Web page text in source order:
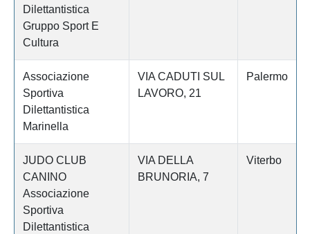
Dilettantistica
Gruppo Sport E
Cultura
Associazione
Sportiva
Dilettantistica
Marinella
VIA CADUTI SUL
LAVORO, 21
Palermo
JUDO CLUB
CANINO
Associazione
Sportiva
Dilettantistica
VIA DELLA
BRUNORIA, 7
Viterbo